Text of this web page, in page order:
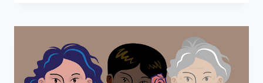
В
КАК
ВЫБРАТЬ,
ГДЕ